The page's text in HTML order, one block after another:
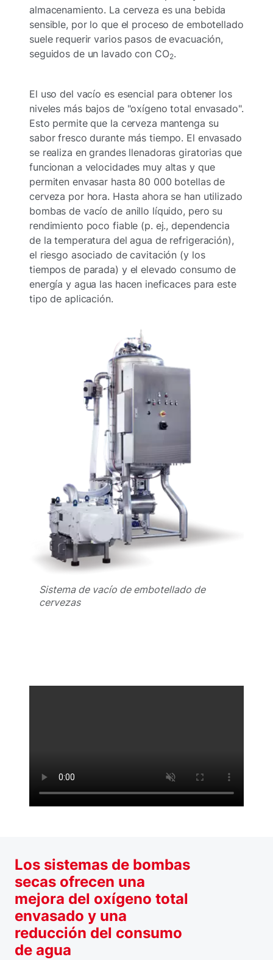
almacenamiento. La cerveza es una bebida
sensible, por lo que el proceso de embotellado
suele requerir varios pasos de evacuación,
seguidos de un lavado con CO2.
El uso del vacío es esencial para obtener los
niveles más bajos de "oxígeno total envasado".
Esto permite que la cerveza mantenga su
sabor fresco durante más tiempo. El envasado
se realiza en grandes llenadoras giratorias que
funcionan a velocidades muy altas y que
permiten envasar hasta 80 000 botellas de
cerveza por hora. Hasta ahora se han utilizado
bombas de vacío de anillo líquido, pero su
rendimiento poco fiable (p. ej., dependencia
de la temperatura del agua de refrigeración),
el riesgo asociado de cavitación (y los
tiempos de parada) y el elevado consumo de
energía y agua las hacen ineficaces para este
tipo de aplicación.
Sistema de vacío de embotellado de
cervezas
Los sistemas de bombas
secas ofrecen una
mejora del oxígeno total
envasado y una
reducción del consumo
de agua